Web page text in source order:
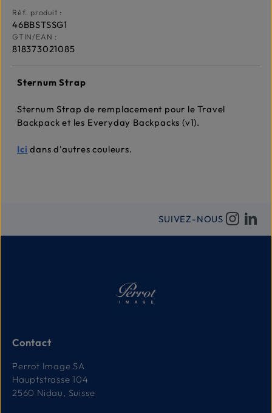
Réf. produit :
46BBSTSSG1
GTIN/EAN :
818373021085
Sternum Strap
Sternum Strap de remplacement pour le Travel
Backpack et les Everyday Backpacks (v1).
Ici dans d'autres couleurs.
SUIVEZ-NOUS
Contact
Perrot Image SA
Hauptstrasse 104
2560 Nidau, Suisse